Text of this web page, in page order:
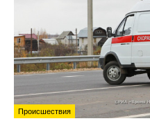
Происшествия